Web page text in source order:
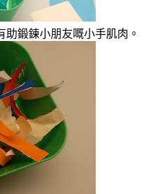
鍛鍊小朋友嘅小手肌肉。